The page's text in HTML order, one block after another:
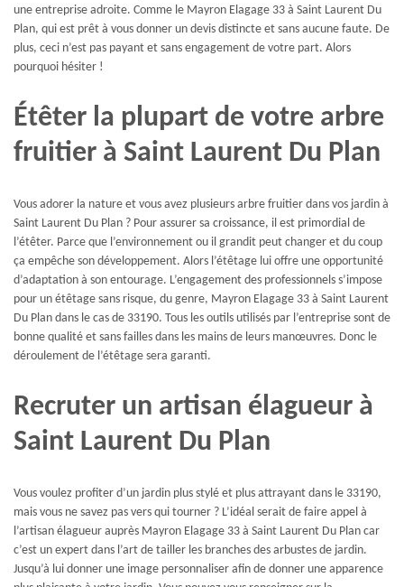
une entreprise adroite. Comme le Mayron Elagage 33 à Saint Laurent Du
Plan, qui est prêt à vous donner un devis distincte et sans aucune faute. De
plus, ceci n’est pas payant et sans engagement de votre part. Alors
pourquoi hésiter !
Étêter la plupart de votre arbre
fruitier à Saint Laurent Du Plan
Vous adorer la nature et vous avez plusieurs arbre fruitier dans vos jardin à
Saint Laurent Du Plan ? Pour assurer sa croissance, il est primordial de
l’étêter. Parce que l’environnement ou il grandit peut changer et du coup
ça empêche son développement. Alors l’étêtage lui offre une opportunité
d’adaptation à son entourage. L’engagement des professionnels s’impose
pour un étêtage sans risque, du genre, Mayron Elagage 33 à Saint Laurent
Du Plan dans le cas de 33190. Tous les outils utilisés par l’entreprise sont de
bonne qualité et sans failles dans les mains de leurs manœuvres. Donc le
déroulement de l’étêtage sera garanti.
Recruter un artisan élagueur à
Saint Laurent Du Plan
Vous voulez profiter d’un jardin plus stylé et plus attrayant dans le 33190,
mais vous ne savez pas vers qui tourner ? L’idéal serait de faire appel à
l’artisan élagueur auprès Mayron Elagage 33 à Saint Laurent Du Plan car
c’est un expert dans l’art de tailler les branches des arbustes de jardin.
Jusqu’à lui donner une image personnaliser afin de donner une apparence